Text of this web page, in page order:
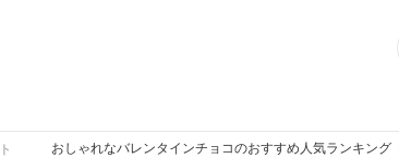
おしゃれなバレンタインチョコのおすすめ人気ランキング